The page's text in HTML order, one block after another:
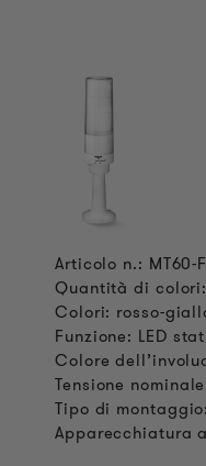
Articolo n.: MT60-
Quantità di
Colori: rosso-
Funzione: LED
Colore
Tensione
Tipo di
Apparecchiatura